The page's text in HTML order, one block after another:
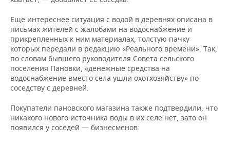
Еще интереснее ситуация с водой в деревнях описана в
письмах жителей с жалобами на водоснабжение и
прикрепленных к ним материалах, толстую пачку
которых передали в редакцию «Реального времени». Так,
по словам бывшего руководителя Совета сельского
поселения Пановки, «денежные средства на
водоснабжение вместо села ушли охотхозяйству» по
соседству с деревней.
Покупатели пановского магазина также подтвердили, что
никакого нового источника воды в их селе нет, зато он
появился у соседей — бизнесменов: